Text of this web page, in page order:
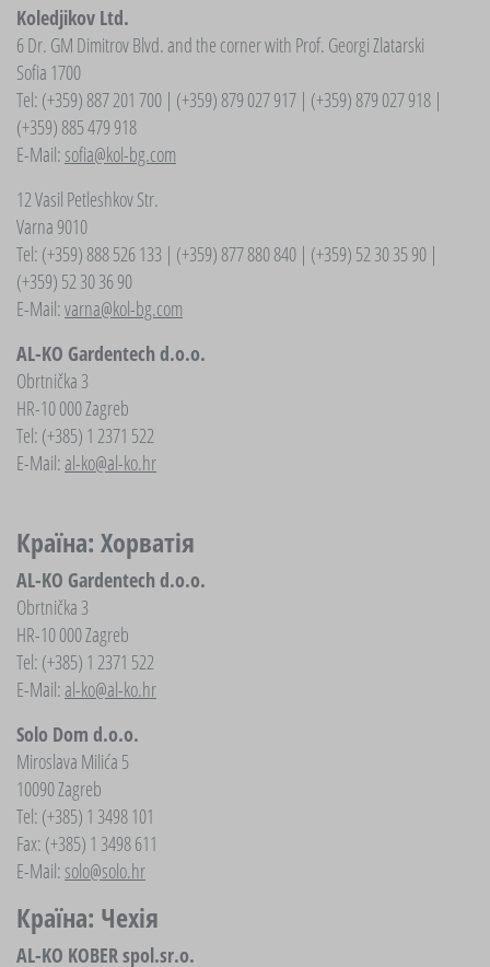
Koledjikov Ltd.
6 Dr. GM Dimitrov Blvd. and the corner with Prof. Georgi Zlatarski
Sofia 1700
Tel: (+359) 887 201 700 | (+359) 879 027 917 | (+359) 879 027 918 |
(+359) 885 479 918
E-Mail:sofia@kol-bg.com
12 Vasil Petleshkov Str.
Varna 9010
Tel: (+359) 888 526 133 | (+359) 877 880 840 | (+359) 52 30 35 90 |
(+359) 52 30 36 90
E-Mail:varna@kol-bg.com
AL-KO Gardentech d.o.o.
Obrtnička 3
HR-10 000 Zagreb
Tel: (+385) 1 2371 522
E-Mail:al-ko@al-ko.hr
Країна: Хорватія
AL-KO Gardentech d.o.o.
Obrtnička 3
HR-10 000 Zagreb
Tel: (+385) 1 2371 522
E-Mail:al-ko@al-ko.hr
Solo Dom d.o.o.
Miroslava Milića 5
10090 Zagreb
Tel: (+385) 1 3498 101
Fax: (+385) 1 3498 611
E-Mail:solo@solo.hr
Країна: Чехія
AL-KO KOBER spol.sr.o.